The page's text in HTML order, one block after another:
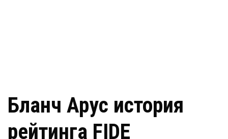
Бланч Арус история
рейтинга FIDE